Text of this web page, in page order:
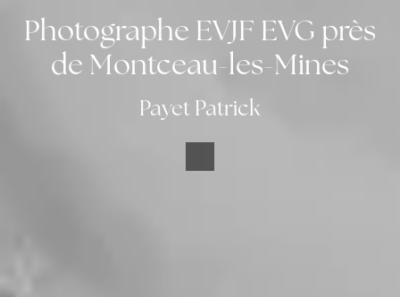
Photographe EVJF EVG près
de Montceau-les-Mines
Payet Patrick